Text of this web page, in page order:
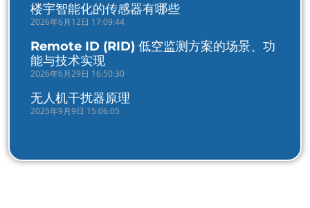
楼宇智能化的传感器有哪些
2026年6月12日 17:09:44
Remote ID (RID) 低空监测方案的场景、功
能与技术实现
2026年6月29日 16:50:30
无人机干扰器原理
2025年9月9日 15:06:05